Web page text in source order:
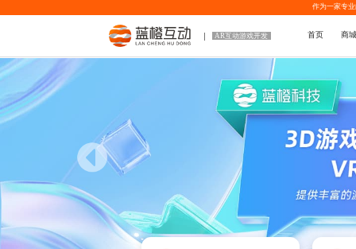
作为一家专业
AR互动游戏开发 首页 商